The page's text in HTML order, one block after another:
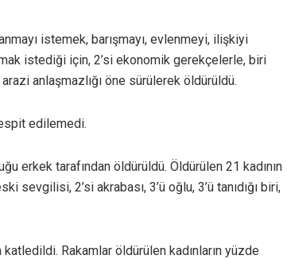
istemek, barışmayı, evlenmeyi, ilişkiyi
istediği için, 2’si ekonomik gerekçelerle, biri
anlaşmazlığı öne sürülerek öldürüldü.
edilemedi.
erkek tarafından öldürüldü. Öldürülen 21 kadının
sevgilisi, 2’si akrabası, 3’ü oğlu, 3’ü tanıdığı biri,
katledildi. Rakamlar öldürülen kadınların yüzde